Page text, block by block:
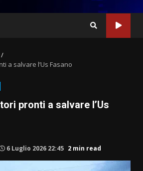
a salvare l’Us Fasano
pronti a salvare l’Us
6 Luglio 2026 22:45 2 min read